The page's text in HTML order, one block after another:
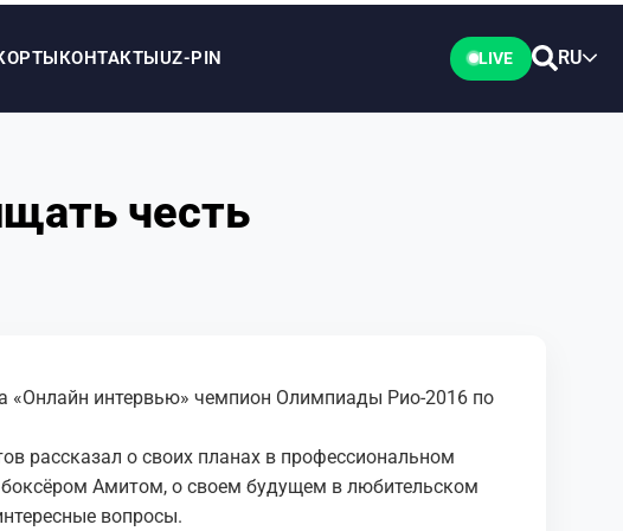
КОНТАКТЫUZ-PIN LIVE RU
честь
«Онлайн интервью» чемпион Олимпиады Рио-2016 по
рассказал о своих планах в профессиональном
Амитом, о своем будущем в любительском
вопросы.